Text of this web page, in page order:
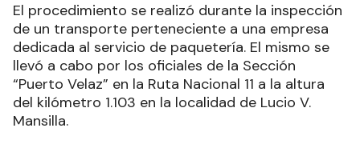
El procedimiento se realizó durante la inspección
de un transporte perteneciente a una empresa
dedicada al servicio de paquetería. El mismo se
llevó a cabo por los oficiales de la Sección
“Puerto Velaz” en la Ruta Nacional 11 a la altura
del kilómetro 1.103 en la localidad de Lucio V.
Mansilla.